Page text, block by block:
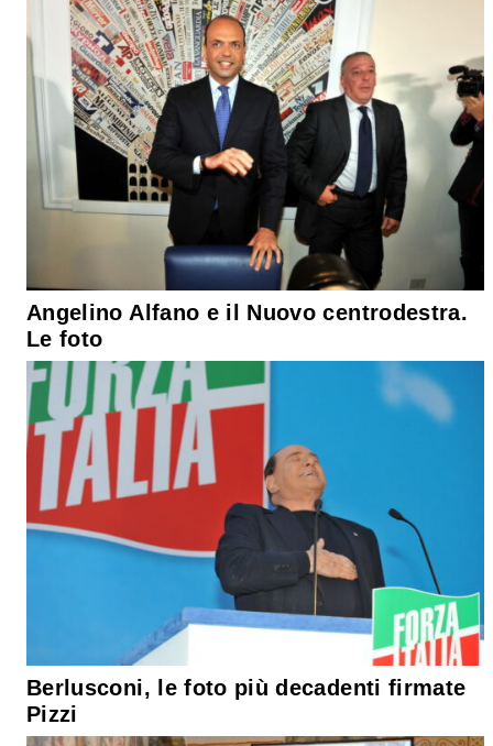
Angelino Alfano e il Nuovo centrodestra.
Le foto
Berlusconi, le foto più decadenti firmate
Pizzi